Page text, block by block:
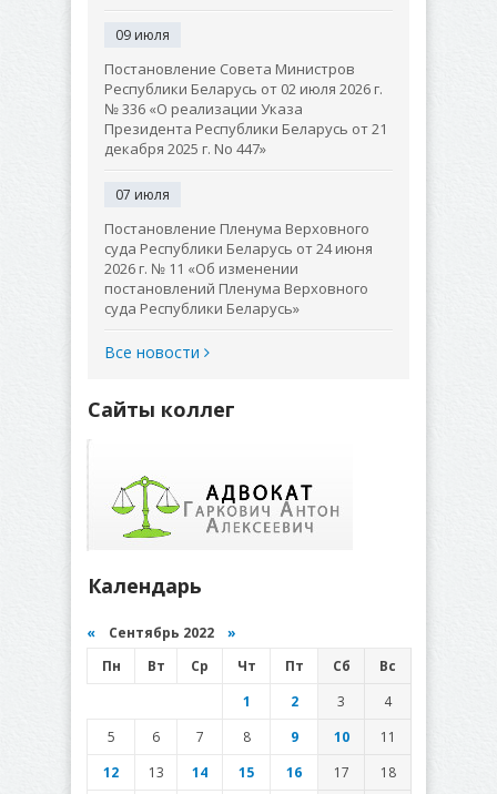
09 июля
Постановление Совета Министров
Республики Беларусь от 02 июля 2026 г.
№ 336 «О реализации Указа
Президента Республики Беларусь от 21
декабря 2025 г. No 447»
07 июля
Постановление Пленума Верховного
суда Республики Беларусь от 24 июня
2026 г. № 11 «Об изменении
постановлений Пленума Верховного
суда Республики Беларусь»
Все новости
Сайты коллег
Календарь
« Сентябрь 2022 »
Пн
Вт Ср Чт Пт Сб
Вс
1
2 3
4
5
6 7 8 9 10
11
12
13 14 15 16 17
18